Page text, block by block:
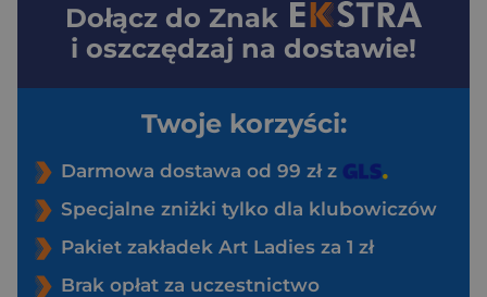
Dołącz do Znak
i oszczędzaj na dostawie!
Twoje korzyści:
Darmowa dostawa od 99 zł z
Specjalne zniżki tylko dla klubowiczów
Pakiet zakładek Art Ladies za 1 zł
Brak opłat za uczestnictwo